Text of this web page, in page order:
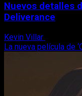
Nuevos detalles
Deliverance
Kevin Villar
La nueva película de